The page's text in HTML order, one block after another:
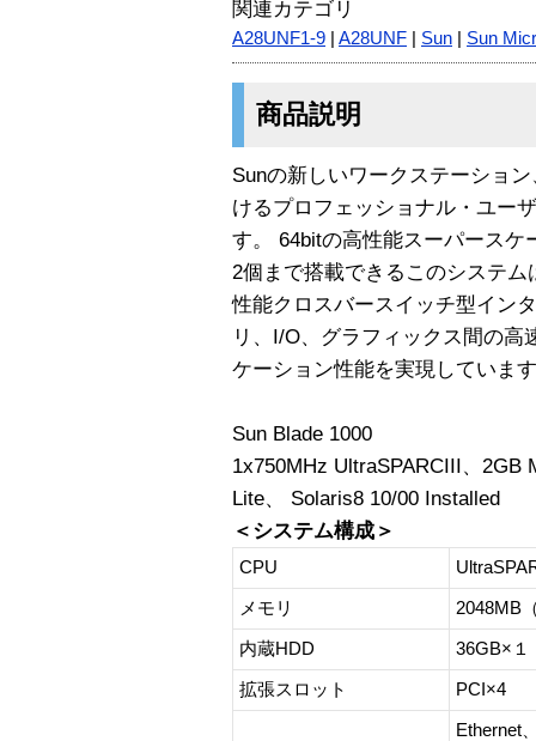
関連カテゴリ
A28UNF1-9 A28UNF Sun Sun
商品説明
Sunの新しいワークステーショ
けるプロフェッショナル・ユー
す。 64bitの高性能スーパースケ
2個まで搭載できるこのシステ
性能クロスバースイッチ型イン
リ、I/O、グラフィックス間の
ケーション性能を実現していま
Sun Blade 1000
1x750MHz UltraSPARCIII、2GB
Lite、 Solaris8 10/00 Installed
＜システム構成＞
CPU
メモリ 2048MB
内蔵HDD 36GB×１
拡張スロット PCI×4
Ethernet